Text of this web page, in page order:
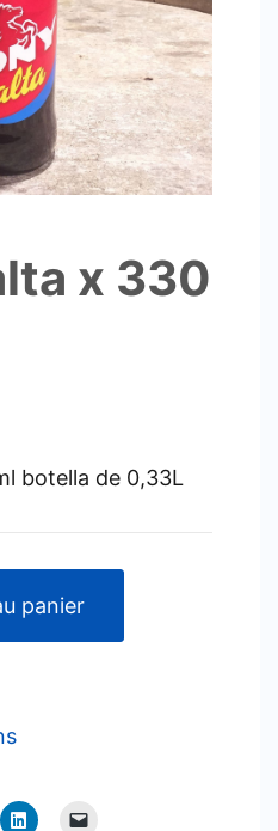
x 330
botella de 0,33L
panier